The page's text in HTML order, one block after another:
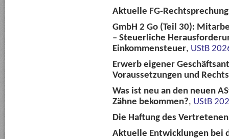
Aktuelle FG-
GmbH 2 Go (Teil 30):
– Steuerliche
Einkommensteuer, UStB
Erwerb eigener
Voraussetzungen und
Was ist neu an den neuen
Zähne bekommen?, UStB
Die Haftung des Vertretenen
Aktuelle Entwicklungen bei